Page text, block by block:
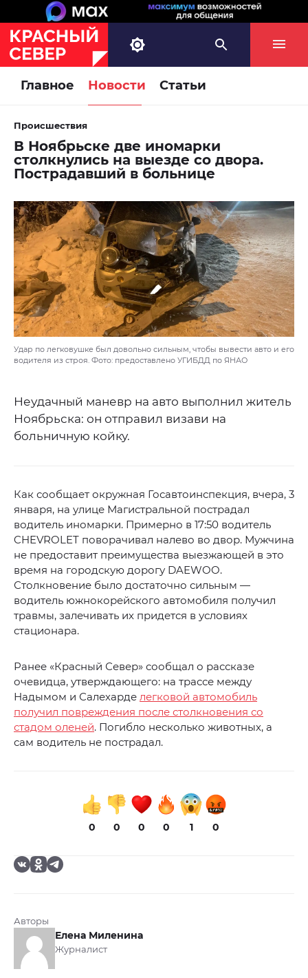
Главное Новости Статьи
Происшествия
В Ноябрьске две иномарки
столкнулись на выезде со двора.
Пострадавший в больнице
Удар по легковушке был довольно сильным, чтобы вывести авто и его
водителя из строя. Фото: предоставлено УГИБДД по ЯНАО
Неудачный маневр на авто выполнил житель
Ноябрьска: он отправил визави на
больничную койку.
Как сообщает окружная Госавтоинспекция, вчера, 3
января, на улице Магистральной пострадал
водитель иномарки. Примерно в 17:50 водитель
CHEVROLET поворачивал налево во двор. Мужчина
не предоставит преимущества выезжающей в это
время на городскую дорогу DAEWOO.
Столкновение было достаточно сильным —
водитель южнокорейского автомобиля получил
травмы, залечивать их придется в условиях
стационара.
Ранее «Красный Север» сообщал о рассказе
очевидца, утверждающего: на трассе между
Надымом и Салехарде легковой автомобиль
получил повреждения после столкновения со
стадом оленей. Погибло несколько животных, а
сам водитель не пострадал.
0 0 0 0 1 0
Авторы
Елена Миленина
Журналист